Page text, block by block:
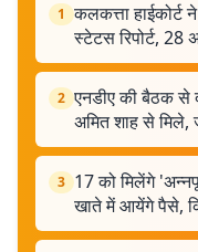
1 कलकत्ता
स्टेटस रिपोर्ट,
2 एनडीए की बैठक से
अमित शाह से मिले,
3 17 को मिलेंगे
खाते में आयेंगे पैसे,